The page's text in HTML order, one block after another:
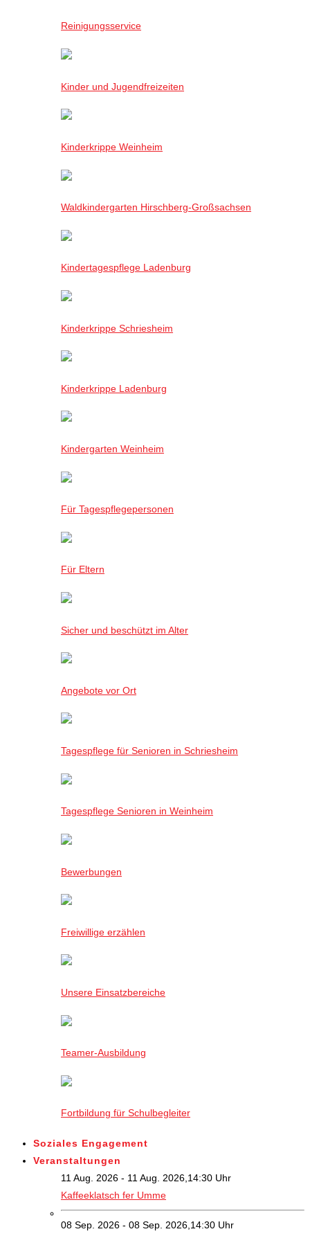
Reinigungsservice
Kinder und Jugendfreizeiten
Kinderkrippe Weinheim
Waldkindergarten Hirschberg-Großsachsen
Kindertagespflege Ladenburg
Kinderkrippe Schriesheim
Kinderkrippe Ladenburg
Kindergarten Weinheim
Für Tagespflegepersonen
Für Eltern
Sicher und beschützt im Alter
Angebote vor Ort
Tagespflege für Senioren in Schriesheim
Tagespflege Senioren in Weinheim
Bewerbungen
Freiwillige erzählen
Unsere Einsatzbereiche
Teamer-Ausbildung
Fortbildung für Schulbegleiter
Soziales Engagement
Veranstaltungen
11 Aug. 2026 - 11 Aug. 2026,14:30 Uhr
Kaffeeklatsch fer Umme
08 Sep. 2026 - 08 Sep. 2026,14:30 Uhr